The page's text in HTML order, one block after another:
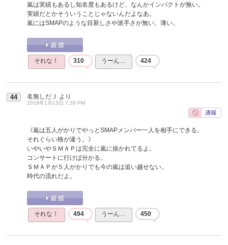
嵐は実績もあるし知名度もあるけど、なんかインパクトが無い。
実績だとかそういうことじゃないんだよなあ。
嵐にはSMAPのような目新しさや派手さが無い。薄い。
それな！ 310 うーん… 424
44 名無しだＪ より
2016年1月13日 7:39 PM
《嵐は五人がかりでやっとSMAPメンバー一人を相手にできる。
それぐらい格が違う。》
いやいやＳＭＡＰは完全に嵐に抜かれてるよ。
コンサートに行けば分かる。
ＳＭＡＰが５人がかりでも今の嵐は追い越せない。
時代の流れだよ。
それな！ 494 うーん… 450